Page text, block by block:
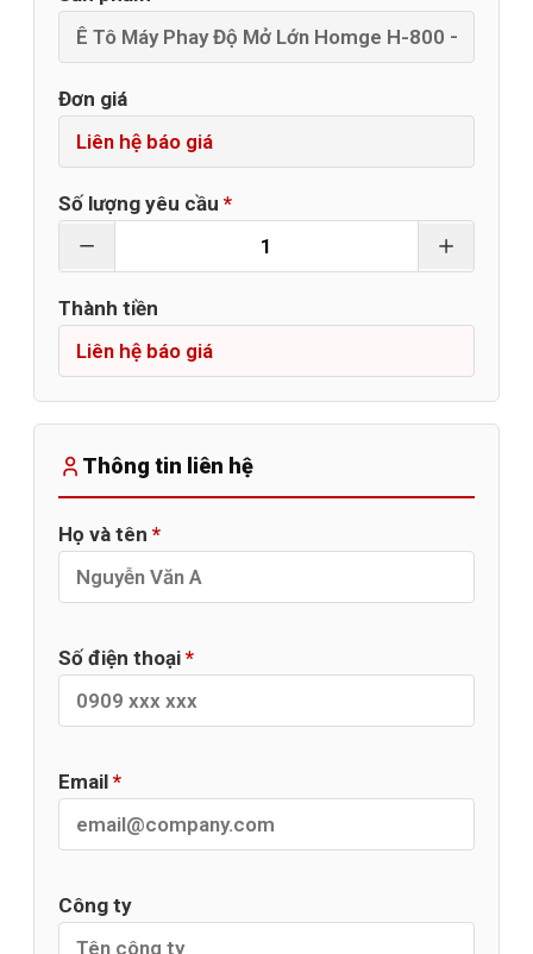
Đơn giá
Số lượng yêu cầu *
Thành tiền
Thông tin liên hệ
Họ và tên *
Số điện thoại *
Email *
Công ty